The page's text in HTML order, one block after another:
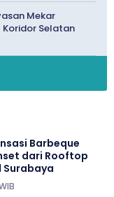
Mekar
Koridor Selatan
Barbeque
dari Rooftop
Surabaya